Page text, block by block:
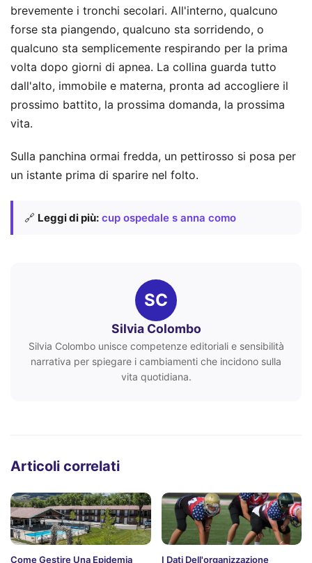
brevemente i tronchi secolari. All'interno, qualcuno
forse sta piangendo, qualcuno sta sorridendo, o
qualcuno sta semplicemente respirando per la prima
volta dopo giorni di apnea. La collina guarda tutto
dall'alto, immobile e materna, pronta ad accogliere il
prossimo battito, la prossima domanda, la prossima
vita.
Sulla panchina ormai fredda, un pettirosso si posa per
un istante prima di sparire nel folto.
🔗 Leggi di più: cup ospedale s anna como
SC
Silvia Colombo
Silvia Colombo unisce competenze editoriali e sensibilità
narrativa per spiegare i cambiamenti che incidono sulla
vita quotidiana.
Articoli correlati
Come Gestire Una Epidemia I Dati Dell'organizzazione